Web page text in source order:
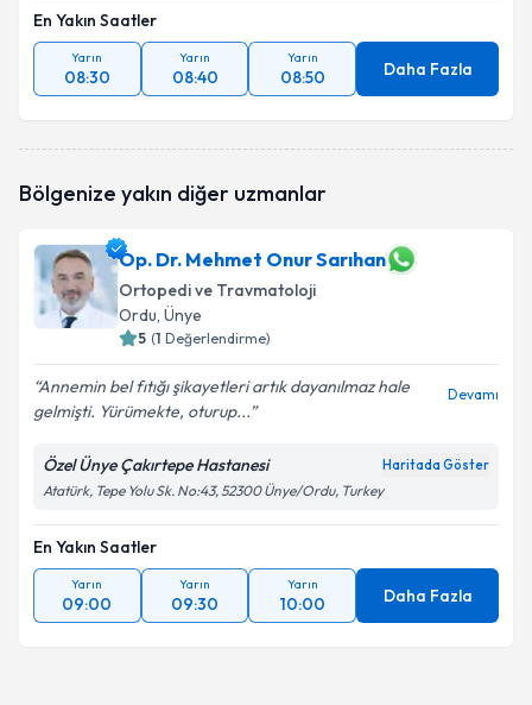
En Yakın Saatler
Yarın
08:30
Yarın
08:40
Yarın
08:50 Daha Fazla
Bölgenize yakın diğer uzmanlar
Op. Dr. Mehmet Onur Sarıhan
Ortopedi ve Travmatoloji
Ordu, Ünye
5 (1 Değerlendirme)
Annemin bel fıtığı şikayetleri artık dayanılmaz hale
gelmişti. Yürümekte, oturup...
Devamı
Özel Ünye Çakırtepe Hastanesi Haritada Göster
Atatürk, Tepe Yolu Sk. No:43, 52300 Ünye/Ordu, Turkey
En Yakın Saatler
Yarın
09:00
Yarın
09:30
Yarın
10:00 Daha Fazla